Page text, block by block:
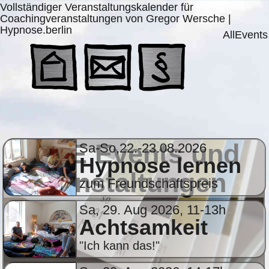
Vollständiger Veranstaltungskalender für
Coachingveranstaltungen von Gregor Wersche |
Hypnose.berlin
AllEvents
ALLE Events und
Veranstaltungen
Sa-So,22.-23.08.2026
Hypnose lernen
zum Freundschaftspreis
Sa, 29. Aug 2026, 11-13h
Achtsamkeit
"Ich kann das!"